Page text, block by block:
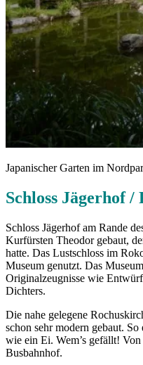
Japanischer Garten im
Schloss Jägerhof /
Schloss Jägerhof am Rande
Kurfürsten Theodor gebaut,
hatte. Das Lustschloss im
Museum genutzt. Das
Originalzeugnisse wie
Dichters.
Die nahe gelegene
schon sehr modern gebaut.
wie ein Ei. Wem’s gefällt!
Busbahnhof.